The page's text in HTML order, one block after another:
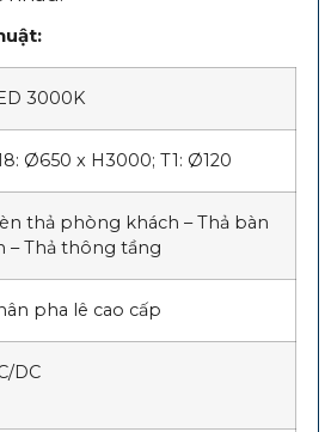
3000K
Ø650 x H3000; T1: Ø120
thả phòng khách – Thả bàn
– Thả thông tầng
pha lê cao cấp
DC